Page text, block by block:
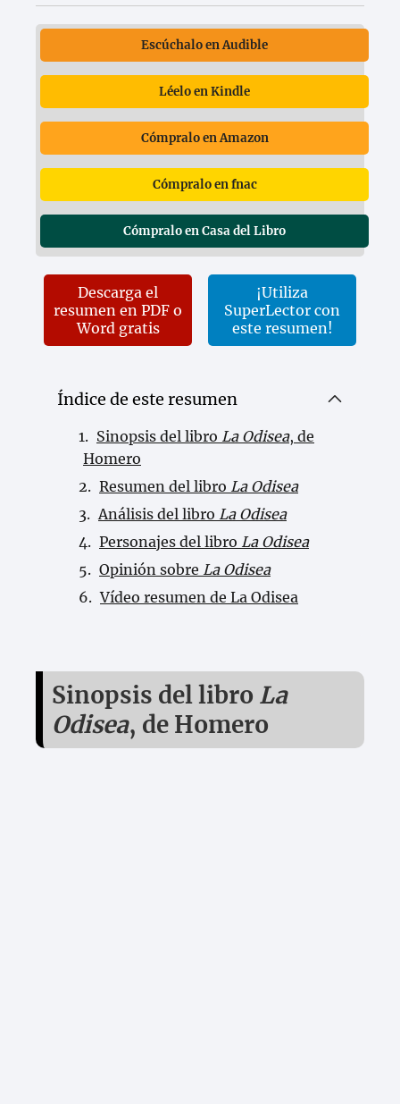
Escúchalo en Audible
Léelo en Kindle
Cómpralo en Amazon
Cómpralo en fnac
Cómpralo en Casa del Libro
Descarga el
resumen en PDF o
Word gratis
¡Utiliza
SuperLector con
este resumen!
Índice de este resumen
Sinopsis del libro La Odisea, de
Homero
Resumen del libro La Odisea
Análisis del libro La Odisea
Personajes del libro La Odisea
Opinión sobre La Odisea
Vídeo resumen de La Odisea
Sinopsis del libro La
Odisea, de Homero